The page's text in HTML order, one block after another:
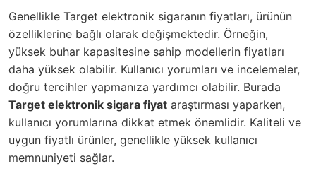
Genellikle Target elektronik sigaranın fiyatları, ürünün
özelliklerine bağlı olarak değişmektedir. Örneğin,
yüksek buhar kapasitesine sahip modellerin fiyatları
daha yüksek olabilir. Kullanıcı yorumları ve incelemeler,
doğru tercihler yapmanıza yardımcı olabilir. Burada
Target elektronik sigara fiyat araştırması yaparken,
kullanıcı yorumlarına dikkat etmek önemlidir. Kaliteli ve
uygun fiyatlı ürünler, genellikle yüksek kullanıcı
memnuniyeti sağlar.